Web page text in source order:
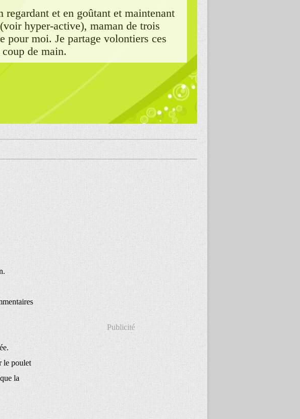
et en goûtant et maintenant
hyper-active), maman de trois
pour moi. Je partage volontiers ces
de main.
le poulet
la
Publicité